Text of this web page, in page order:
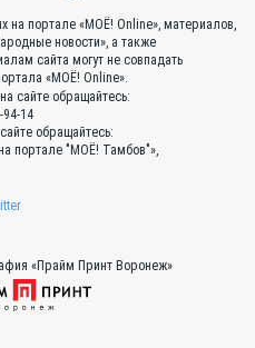
на портале «МОЁ! Online», материалов,
новости», а также
сайта могут не совпадать
«МОЁ! Online».
сайте обращайтесь:
14
обращайтесь:
портале "МОЁ! Тамбов"»,
«Прайм Принт Воронеж»